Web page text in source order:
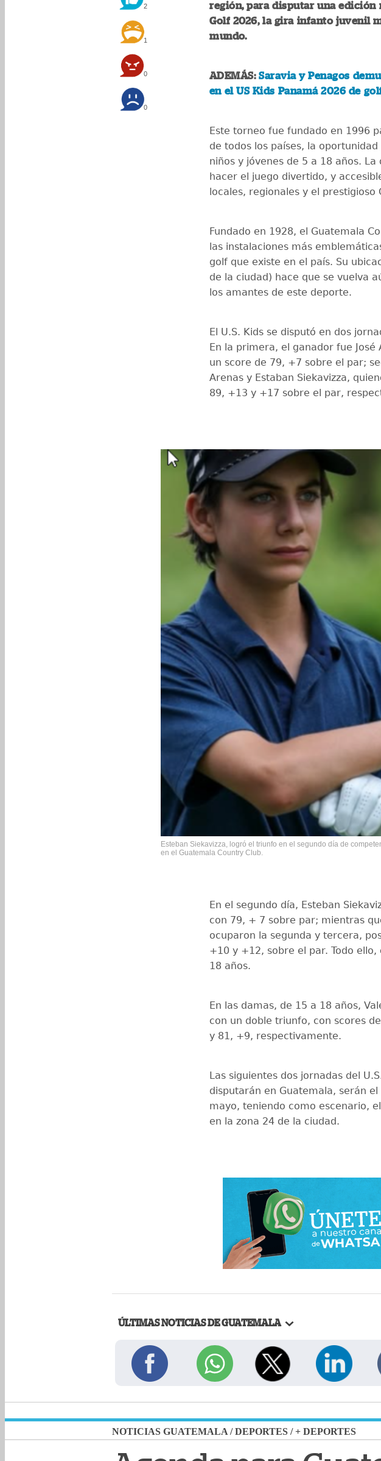
2
1
0
0
región, para disputar una edición
Golf 2026, la gira infanto juvenil
mundo.
ADEMÁS:Saravia y Penagos
en el US Kids Panamá 2026 de
Este torneo fue fundado en 1996
de todos los países, la
niños y jóvenes de 5 a 18 años. La
hacer el juego divertido, y
locales, regionales y el prestigioso
Fundado en 1928, el Guatemala
las instalaciones más
golf que existe en el país. Su
de la ciudad) hace que se vuelva
los amantes de este deporte.
El U.S. Kids se disputó en dos
En la primera, el ganador fue José
un score de 79, +7 sobre el par;
Arenas y Estaban Siekavizza,
89, +13 y +17 sobre el par,
Esteban Siekavizza, logró el triunfo en el segundo día de
en el Guatemala Country Club.
En el segundo día, Esteban
con 79, + 7 sobre par; mientras
ocuparon la segunda y tercera,
+10 y +12, sobre el par. Todo ello,
18 años.
En las damas, de 15 a 18 años,
con un doble triunfo, con scores
y 81, +9, respectivamente.
Las siguientes dos jornadas del
disputarán en Guatemala, serán
mayo, teniendo como escenario,
en la zona 24 de la ciudad.
ÚLTIMAS NOTICIAS DE GUATEMALA
NOTICIAS GUATEMALA /DEPORTES /+ DEPORTES